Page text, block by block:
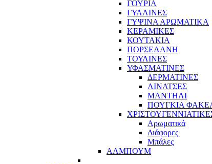
ΓΟΥΡΙΑ
ΓΥΑΛΙΝΕΣ
ΓΥΨΙΝΑ ΑΡΩΜΑΤΙΚΑ
ΚΕΡΑΜΙΚΕΣ
ΚΟΥΤΑΚΙΑ
ΠΟΡΣΕΛΑΝΗ
ΤΟΥΛΙΝΕΣ
ΥΦΑΣΜΑΤΙΝΕΣ
ΔΕΡΜΑΤΙΝΕΣ
ΛΙΝΑΤΣΕΣ
ΜΑΝΤΗΛΙ
ΠΟΥΓΚΙΑ
Αρωματικά
Διάφορες
Μπάλες
ΑΛΜΠΟΥΜ